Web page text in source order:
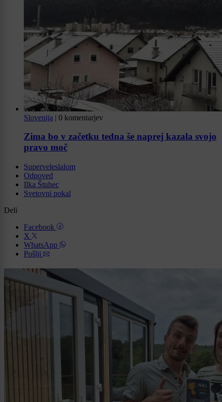
Slovenija | 0 komentarjev
Zima bo v začetku tedna še naprej kazala svojo
pravo moč
Superveleslalom
Odpoved
Ilka Štuhec
Svetovni pokal
Deli
Facebook
X
WhatsApp
Pošlji